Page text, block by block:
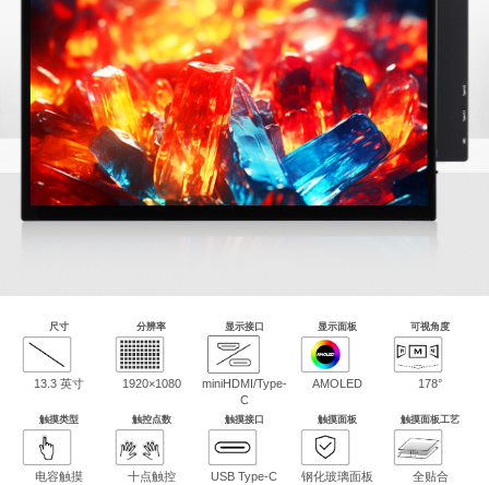
尺寸
13.3 英寸
分辨率
1920×1080
显示接口
miniHDMI/Type-
C
显示面板
AMOLED
可视角度
178°
触摸类型
电容触摸
触控点数
十点触控
触摸接口
USB Type-C
触摸面板
钢化玻璃面板
触摸面板工艺
全贴合